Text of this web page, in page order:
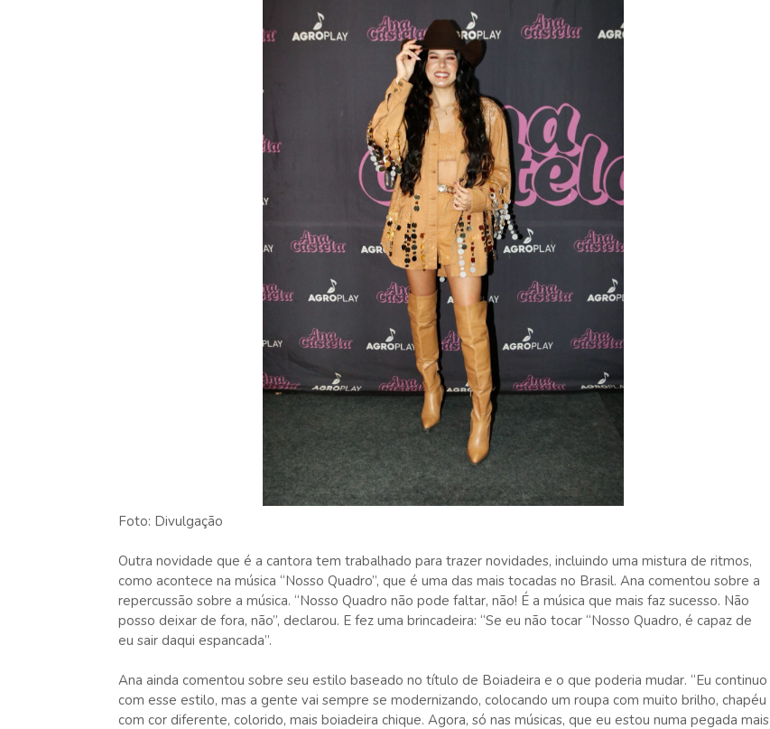
Foto: Divulgação
Outra novidade que é a cantora tem trabalhado para trazer novidades, incluindo uma mistura de ritmos,
como acontece na música “Nosso Quadro”, que é uma das mais tocadas no Brasil. Ana comentou sobre a
repercussão sobre a música. “Nosso Quadro não pode faltar, não! É a música que mais faz sucesso. Não
posso deixar de fora, não”, declarou. E fez uma brincadeira: “Se eu não tocar “Nosso Quadro, é capaz de
eu sair daqui espancada”.
Ana ainda comentou sobre seu estilo baseado no título de Boiadeira e o que poderia mudar. “Eu continuo
com esse estilo, mas a gente vai sempre se modernizando, colocando um roupa com muito brilho, chapéu
com cor diferente, colorido, mais boiadeira chique. Agora, só nas músicas, que eu estou numa pegada mais